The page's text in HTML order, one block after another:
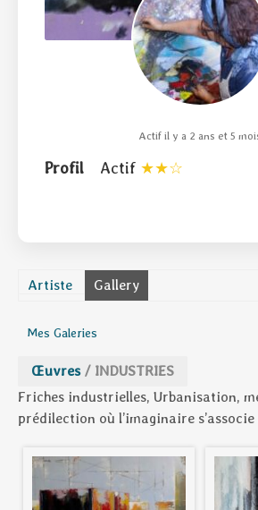
Actif il y a 2 ans et 5
Profil Actif
Artiste Gallery
Mes Galeries
Œuvres / INDUSTRIES
Friches industrielles, Urbanisation,
prédilection où l’imaginaire